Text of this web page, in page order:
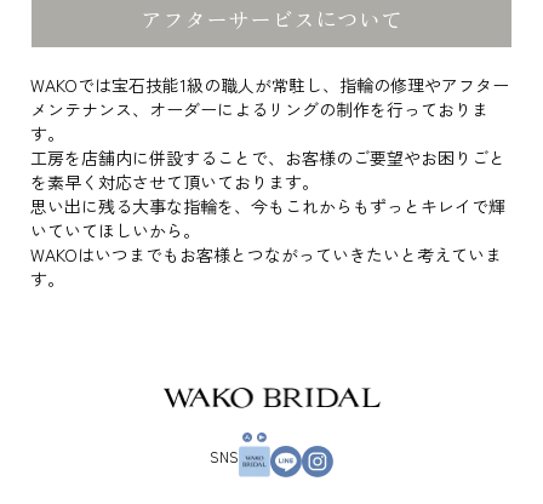
アフターサービスについて
WAKOでは宝石技能1級の職人が常駐し、指輪の修理やアフター
メンテナンス、オーダーによるリングの制作を行っておりま
す。
工房を店舗内に併設することで、お客様のご要望やお困りごと
を素早く対応させて頂いております。
思い出に残る大事な指輪を、今もこれからもずっとキレイで輝
いていてほしいから。
WAKOはいつまでもお客様とつながっていきたいと考えていま
す。
SNS